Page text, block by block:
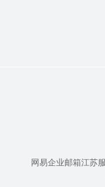
网易企业邮箱江苏